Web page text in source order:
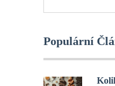
Populární